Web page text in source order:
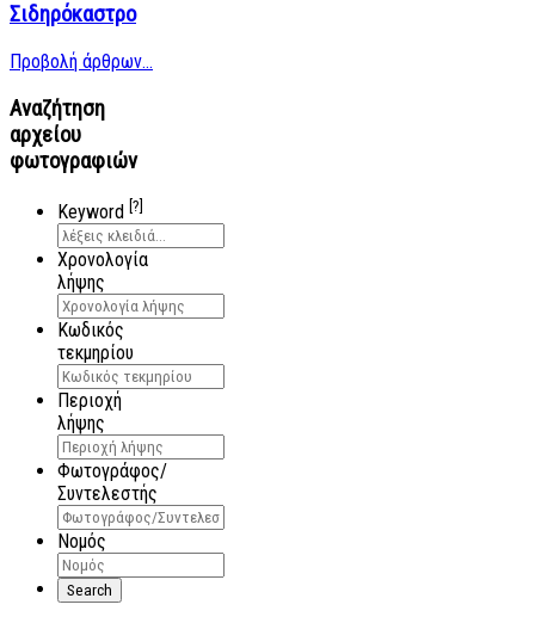
Σιδηρόκαστρο
Προβολή άρθρων...
Αναζήτηση
αρχείου
φωτογραφιών
Keyword [?]
Χρονολογία
λήψης
Κωδικός
τεκμηρίου
Περιοχή
λήψης
Φωτογράφος/
Συντελεστής
Νομός